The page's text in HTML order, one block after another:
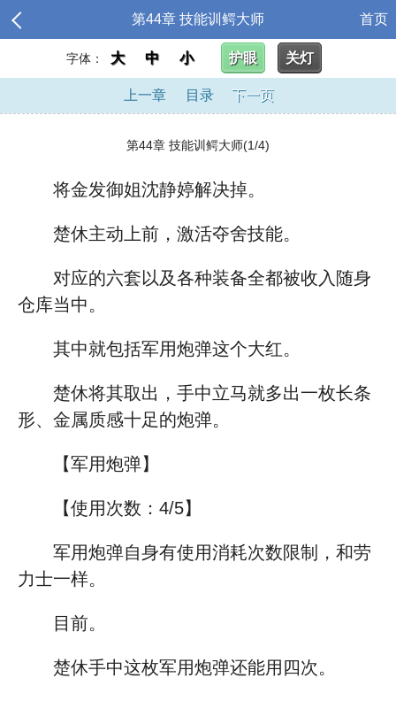
第44章 技能训鳄大师 首页
字体： 大 中 小 护眼 关灯
上一章 目录 下一页
第44章 技能训鳄大师(1/4)
将金发御姐沈静婷解决掉。
楚休主动上前，激活夺舍技能。
对应的六套以及各种装备全都被收入随身
仓库当中。
其中就包括军用炮弹这个大红。
楚休将其取出，手中立马就多出一枚长条
形、金属质感十足的炮弹。
【军用炮弹】
【使用次数：4/5】
军用炮弹自身有使用消耗次数限制，和劳
力士一样。
目前。
楚休手中这枚军用炮弹还能用四次。